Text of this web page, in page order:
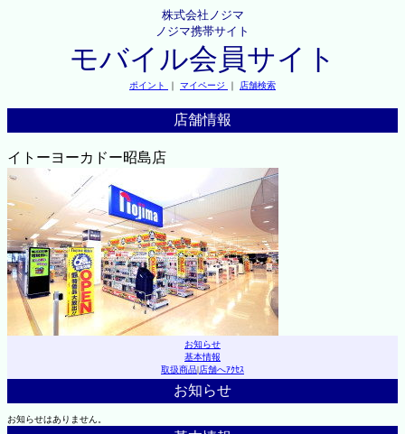
株式会社ノジマ
ノジマ携帯サイト
モバイル会員サイト
ポイント ｜ マイページ ｜ 店舗検索
店舗情報
イトーヨーカドー昭島店
お知らせ
基本情報
取扱商品|店舗へｱｸｾｽ
お知らせ
お知らせはありません。